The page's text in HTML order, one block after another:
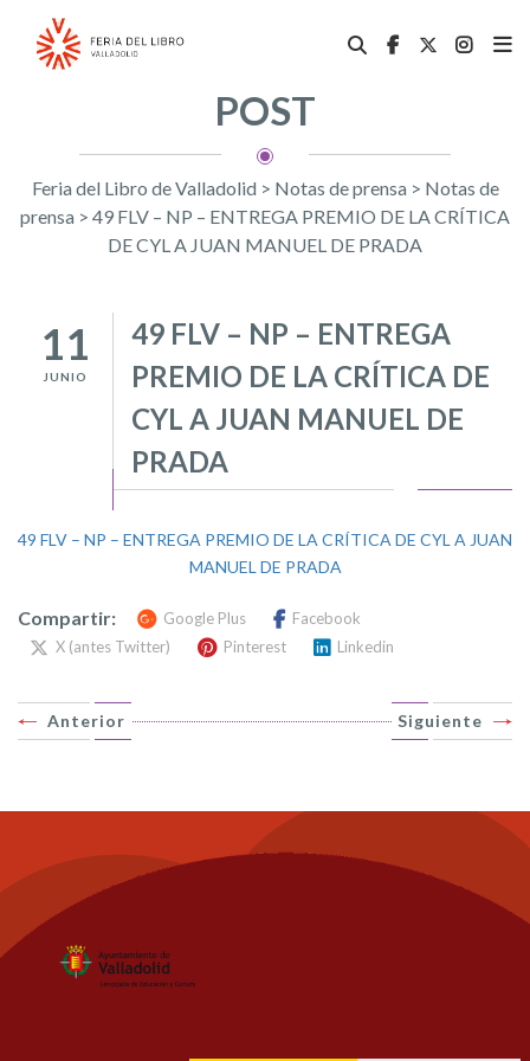
POST
Feria del Libro de Valladolid > Notas de prensa > Notas de
prensa > 49 FLV – NP – ENTREGA PREMIO DE LA CRÍTICA
DE CYL A JUAN MANUEL DE PRADA
11
JUNIO
49 FLV – NP – ENTREGA
PREMIO DE LA CRÍTICA DE
CYL A JUAN MANUEL DE
PRADA
49 FLV – NP – ENTREGA PREMIO DE LA CRÍTICA DE CYL A JUAN
MANUEL DE PRADA
Compartir: Google Plus
Facebook
X (antes Twitter)
Pinterest Linkedin
Siguiente
Anterior